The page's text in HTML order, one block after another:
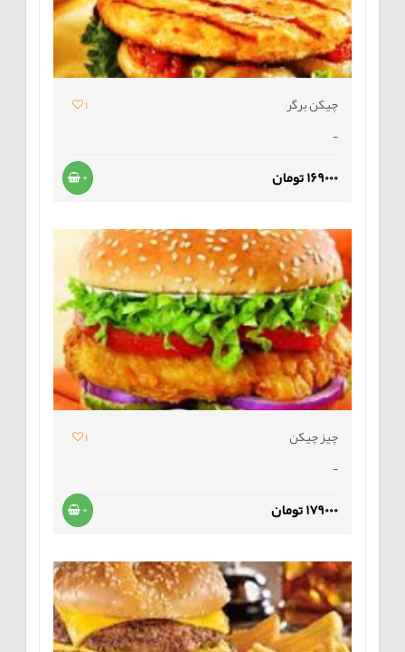
چیکن برگر
1
-
169000 تومان +
چیز چیکن
1
-
179000 تومان +